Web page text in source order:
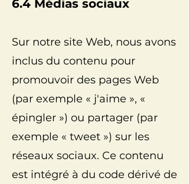
6.4 Médias sociaux
Sur notre site Web, nous avons
inclus du contenu pour
promouvoir des pages Web
(par exemple « j'aime », «
épingler ») ou partager (par
exemple « tweet ») sur les
réseaux sociaux. Ce contenu
est intégré à du code dérivé de